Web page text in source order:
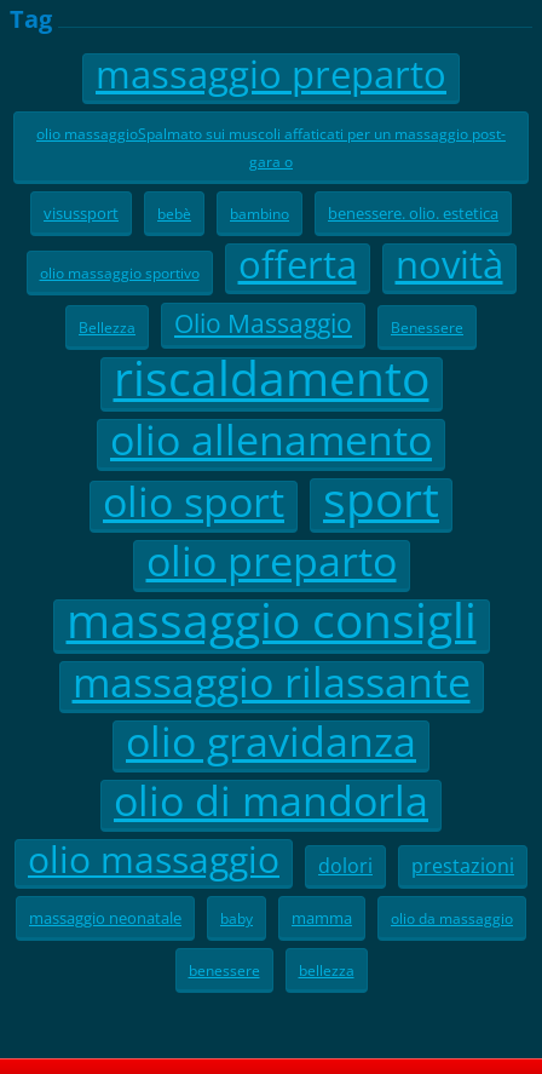
Tag
massaggio preparto
olio massaggioSpalmato sui muscoli affaticati per un massaggio post-
gara o
visussport bebè bambino benessere. olio. estetica
olio massaggio sportivo offerta novità
Bellezza Olio Massaggio Benessere
riscaldamento
olio allenamento
olio sport
sport
olio preparto
massaggio consigli
massaggio rilassante
olio gravidanza
olio di mandorla
olio massaggio dolori prestazioni
massaggio neonatale baby mamma olio da massaggio
benessere bellezza